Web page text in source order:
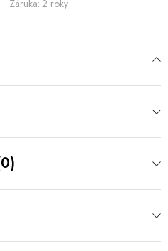
Záruka: 2 roky